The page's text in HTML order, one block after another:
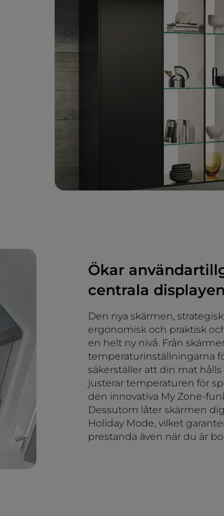
Ökar
centrala displayen
Den nya skärmen,
ergonomisk och praktisk
en helt ny nivå. Från
temperaturinställningarna
säkerställer att din mat
justerar temperaturen för
den innovativa My Zone-
Dessutom låter skärmen
Holiday Mode, vilket
prestanda även när du är